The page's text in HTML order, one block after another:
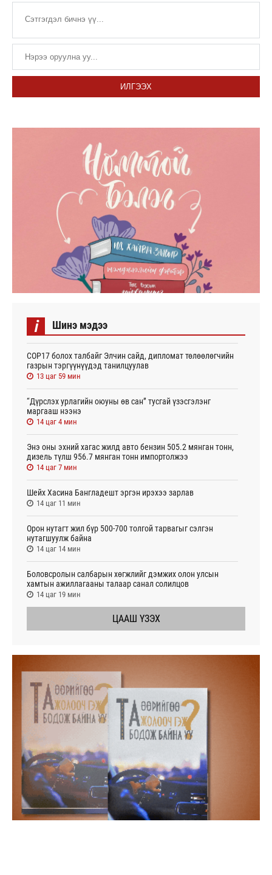
ИЛГЭЭХ
i Шинэ мэдээ
СОР17 болох талбайг Элчин сайд, дипломат төлөөлөгчийн
газрын тэргүүнүүдэд танилцуулав
13 цаг 59 мин
“Дүрслэх урлагийн оюуны өв сан” тусгай үзэсгэлэнг
маргааш нээнэ
14 цаг 4 мин
Энэ оны эхний хагас жилд авто бензин 505.2 мянган тонн,
дизель түлш 956.7 мянган тонн импортолжээ
14 цаг 7 мин
Шейх Хасина Бангладешт эргэн ирэхээ зарлав
14 цаг 11 мин
Орон нутагт жил бүр 500-700 толгой тарвагыг сэлгэн
нутагшуулж байна
14 цаг 14 мин
Боловсролын салбарын хөгжлийг дэмжих олон улсын
хамтын ажиллагааны талаар санал солилцов
14 цаг 19 мин
ЦААШ ҮЗЭХ